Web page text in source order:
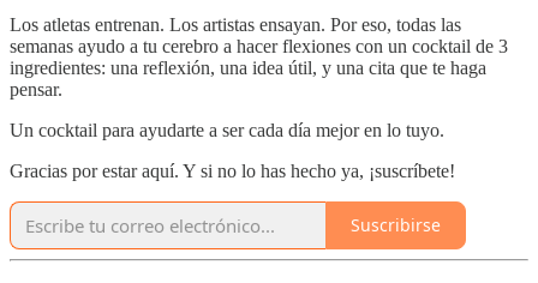
Los atletas entrenan. Los artistas ensayan. Por eso, todas las
semanas ayudo a tu cerebro a hacer flexiones con un cocktail de 3
ingredientes: una reflexión, una idea útil, y una cita que te haga
pensar.
Un cocktail para ayudarte a ser cada día mejor en lo tuyo.
Gracias por estar aquí. Y si no lo has hecho ya, ¡suscríbete!
Suscribirse